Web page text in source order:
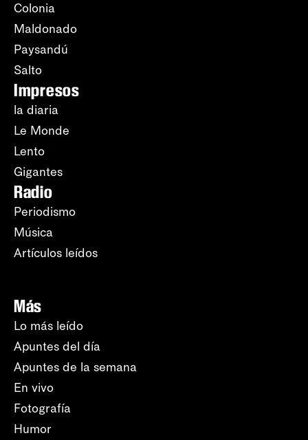
Colonia
Maldonado
Paysandú
Salto
Impresos
la diaria
Le Monde
Lento
Gigantes
Radio
Periodismo
Música
Artículos leídos
Más
Lo más leído
Apuntes del día
Apuntes de la semana
En vivo
Fotografía
Humor